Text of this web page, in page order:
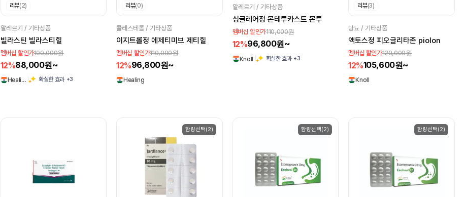
리뷰(2)
알레르기 / 기타상품
빌라스틴 빌라스티힐
멤버십 할인가100,000원
12%88,000원~
Heali… 확실한 효과 +3
리뷰(0)
콜레스테롤 / 기타상품
이지트롤정 에제티미브 제티힐
멤버십 할인가110,000원
12%96,800원~
Healing
알레르기 / 기타상품
싱귤레어정 몬테루카스트 몬투
멤버십 할인가110,000원
12%96,800원~
Knoll 확실한 효과 +3
리뷰(3)
당뇨 / 기타상품
액토스정 피오글리타존 piolon
멤버십 할인가120,000원
12%105,600원~
Knoll
함량선택(2) 함량선택(2) 함량선택(2)